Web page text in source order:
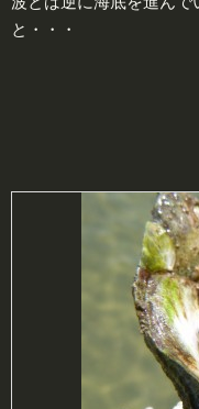
と・・・